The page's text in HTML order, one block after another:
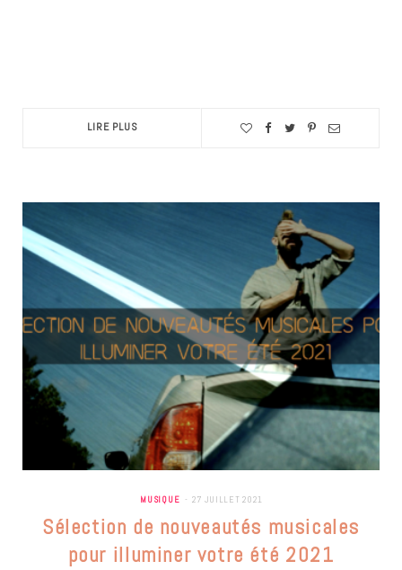
LIRE PLUS
MUSIQUE 27 JUILLET 2021
Sélection de nouveautés musicales
pour illuminer votre été 2021